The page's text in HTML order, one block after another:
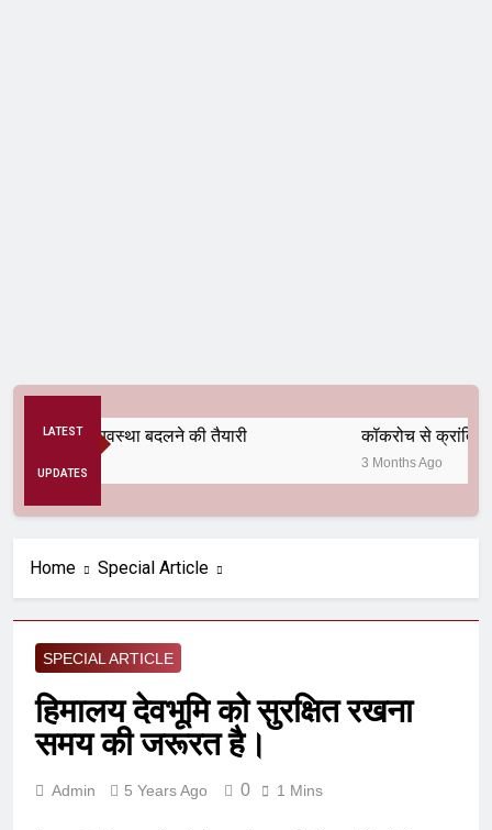
LATEST
UPDATES
व्यवस्था बदलने की तैयारी कॉकरोच से क्रांति तक
3 Months Ago
Home Special Article
SPECIAL ARTICLE
हिमालय देवभूमि को सुरक्षित रखना
समय की जरूरत है।
Admin 5 Years Ago 0 1 Mins